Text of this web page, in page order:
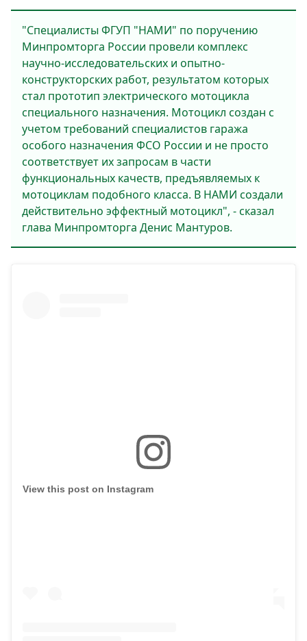
"Специалисты ФГУП "НАМИ" по поручению
Минпромторга России провели комплекс
научно-исследовательских и опытно-
конструкторских работ, результатом которых
стал прототип электрического мотоцикла
специального назначения. Мотоцикл создан с
учетом требований специалистов гаража
особого назначения ФСО России и не просто
соответствует их запросам в части
функциональных качеств, предъявляемых к
мотоциклам подобного класса. В НАМИ создали
действительно эффектный мотоцикл", - сказал
глава Минпромторга Денис Мантуров.
View this post on Instagram